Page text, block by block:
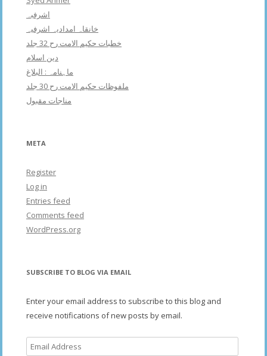
اشرفبہ
خانقاہ امدادیہ اشرفیہ
خطبات حکیم الامت رح 32 جلد
دین اسلام
ماہنامہ : البلاغ
ملفوظات حکیم الامت رح 30 جلد
مناجات مقبول
META
Register
Log in
Entries feed
Comments feed
WordPress.org
SUBSCRIBE TO BLOG VIA EMAIL
Enter your email address to subscribe to this blog and
receive notifications of new posts by email.
Email